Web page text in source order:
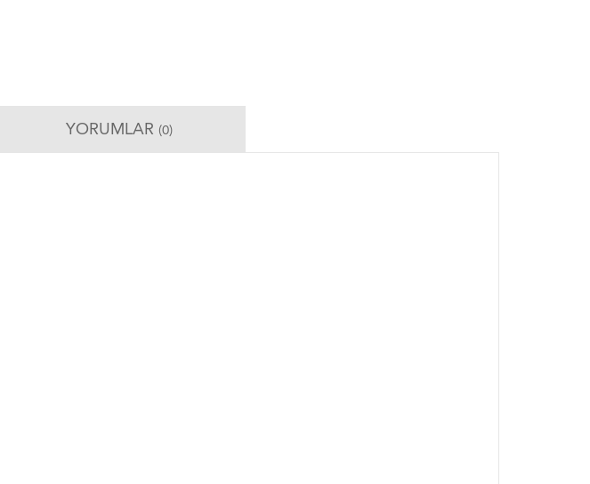
YORUMLAR (0)